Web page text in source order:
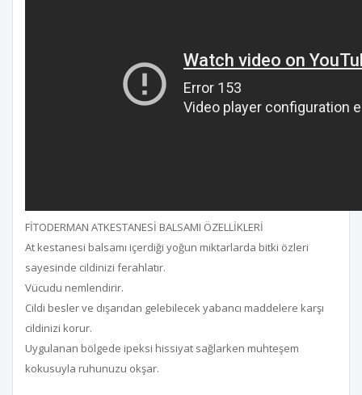
FİTODERMAN ATKESTANESİ BALSAMI ÖZELLİKLERİ
At kestanesi balsamı içerdiği yoğun miktarlarda bitki özleri
sayesinde cildinizi ferahlatır.
Vücudu nemlendirir.
Cildi besler ve dışarıdan gelebilecek yabancı maddelere karşı
cildinizi korur.
Uygulanan bölgede ipeksi hissiyat sağlarken muhteşem
kokusuyla ruhunuzu okşar.